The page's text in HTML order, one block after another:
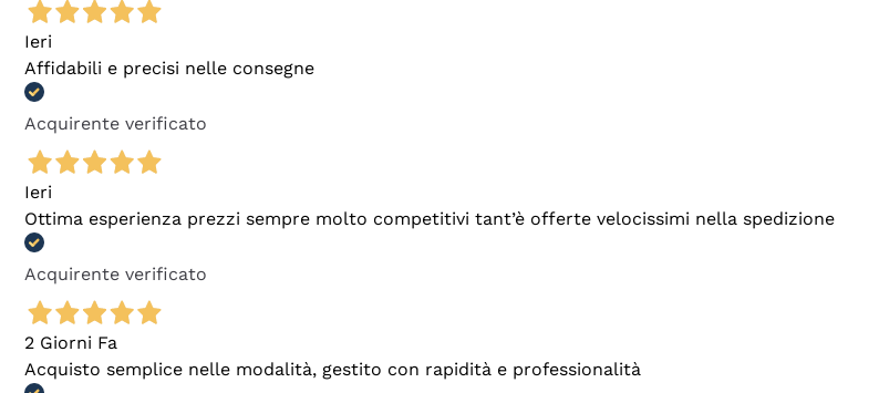
Ieri
Affidabili e precisi nelle consegne
Acquirente verificato
Ieri
Ottima esperienza prezzi sempre molto competitivi tant’è offerte velocissimi nella spedizione
Acquirente verificato
2 Giorni Fa
Acquisto semplice nelle modalità, gestito con rapidità e professionalità